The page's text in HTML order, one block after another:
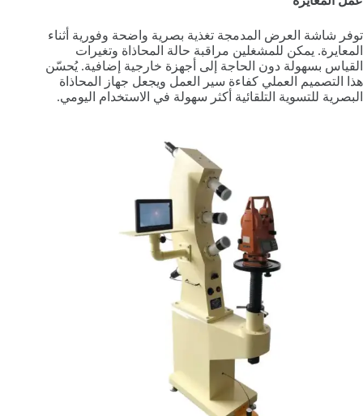
توفر شاشة العرض المدمجة تغذية بصرية واضحة وفورية أثناء
المعايرة. يمكن للمشغلين مراقبة حالة المحاذاة وتغيرات
القياس بسهولة دون الحاجة إلى أجهزة خارجية إضافية. يُحسّن
هذا التصميم العملي كفاءة سير العمل ويجعل جهاز المحاذاة
البصرية للتسوية التلقائية أكثر سهولة في الاستخدام اليومي.